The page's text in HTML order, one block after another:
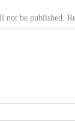
not be published.